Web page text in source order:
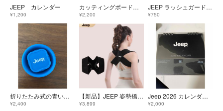
JEEP カレンダー
¥1,200
カッティングボード＆ブレッドナイフセット 食パン型
¥2,200
JEEP ラッシュガード ドッグウェア ダックス
¥750
折りたたみ式の青いシリコンカップ、Jeepのロゴ入り
¥2,400
【新品】JEEP 姿勢矯正ベルト 男女兼用 背筋サポーター 猫背矯正ベルト
¥3,899
Jeep 2026 カレンダー 2個セット
¥2,000